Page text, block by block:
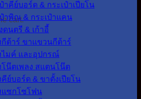
cart.
าคีย์บอร์ด & กระเป๋าเปียโน
าพิณ & กระเป๋าแคน
ดนตรี & เก้าอี้
กีต้าร์ ขาแขวนกีต้าร์
ไมค์ และอุปกรณ์
โน๊ตเพลง สแตนโน๊ต
ย์บอร์ด & ขาตั้งเปียโน
แซกโซโฟน